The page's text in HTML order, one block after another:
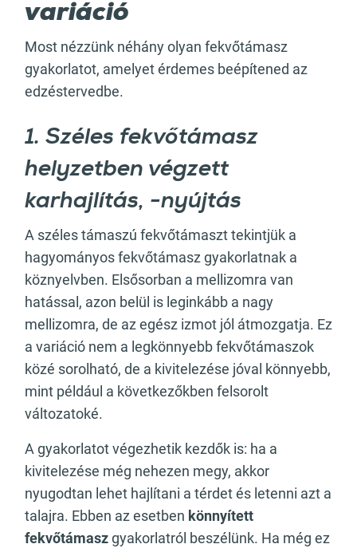
variáció
Most nézzünk néhány olyan fekvőtámasz
gyakorlatot, amelyet érdemes beépítened az
edzéstervedbe.
1. Széles fekvőtámasz
helyzetben végzett
karhajlítás, -nyújtás
A széles támaszú fekvőtámaszt tekintjük a
hagyományos fekvőtámasz gyakorlatnak a
köznyelvben. Elsősorban a mellizomra van
hatással, azon belül is leginkább a nagy
mellizomra, de az egész izmot jól átmozgatja. Ez
a variáció nem a legkönnyebb fekvőtámaszok
közé sorolható, de a kivitelezése jóval könnyebb,
mint például a következőkben felsorolt
változatoké.
A gyakorlatot végezhetik kezdők is: ha a
kivitelezése még nehezen megy, akkor
nyugodtan lehet hajlítani a térdet és letenni azt a
talajra. Ebben az esetben könnyített
fekvőtámaszgyakorlatról beszélünk. Ha még ez